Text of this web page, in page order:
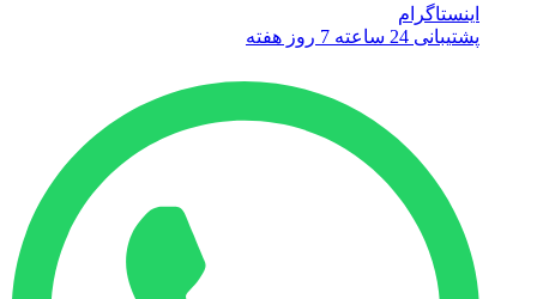
اینستاگرام
پشتیبانی 24 ساعته 7 روز هفته